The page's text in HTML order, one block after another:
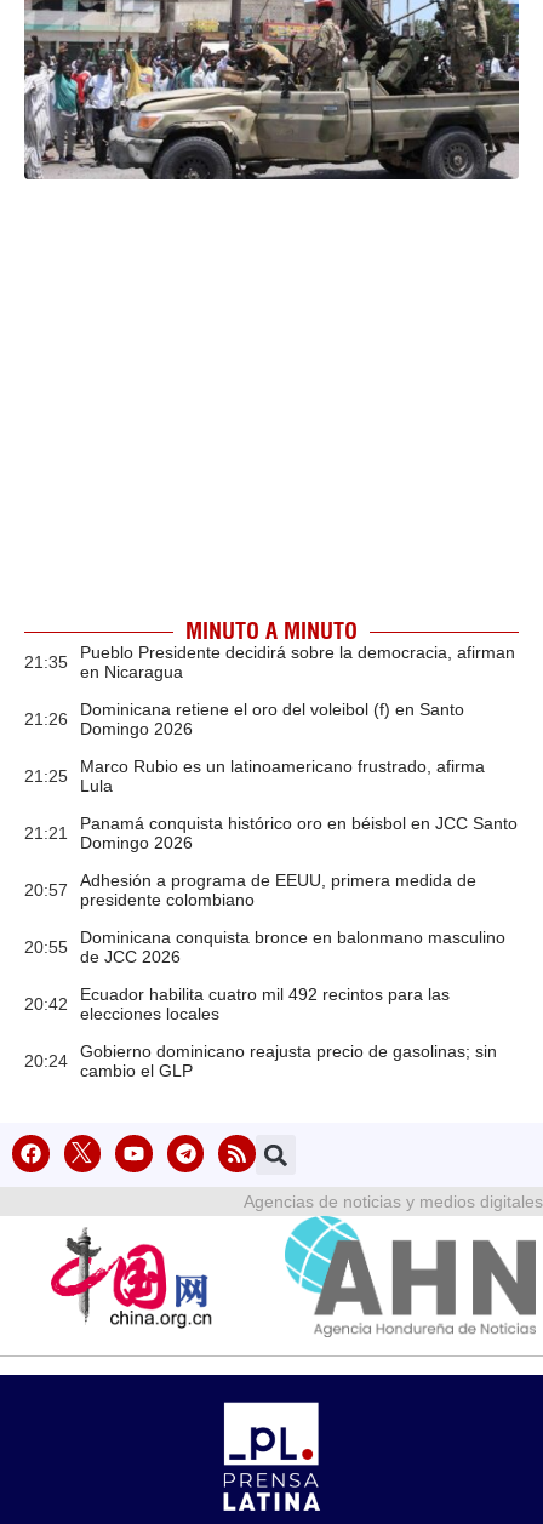
MINUTO A MINUTO
21:35
Pueblo Presidente decidirá sobre la democracia, afirman
en Nicaragua
21:26
Dominicana retiene el oro del voleibol (f) en Santo
Domingo 2026
21:25
Marco Rubio es un latinoamericano frustrado, afirma
Lula
21:21
Panamá conquista histórico oro en béisbol en JCC Santo
Domingo 2026
20:57
Adhesión a programa de EEUU, primera medida de
presidente colombiano
20:55
Dominicana conquista bronce en balonmano masculino
de JCC 2026
20:42
Ecuador habilita cuatro mil 492 recintos para las
elecciones locales
20:24
Gobierno dominicano reajusta precio de gasolinas; sin
cambio el GLP
Agencias de noticias y medios digitales